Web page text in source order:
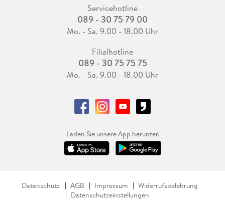
Servicehotline
089 - 30 75 79 00
Mo. - Sa. 9.00 - 18.00 Uhr
Filialhotline
089 - 30 75 75 75
Mo. - Sa. 9.00 - 18.00 Uhr
Laden Sie unsere App herunter.
Datenschutz AGB Impressum
Widerrufsbelehrung
Datenschutzeinstellungen